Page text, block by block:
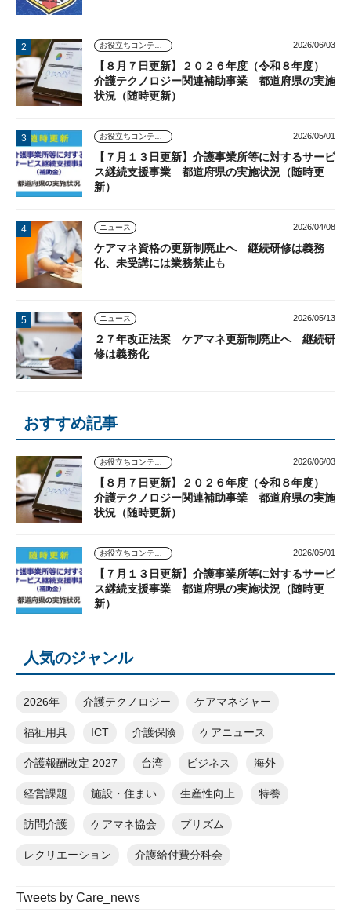
お役立ちコンテンツ 2026/06/03
【８月７日更新】２０２６年度（令和８年度）
介護テクノロジー関連補助事業 都道府県の実施
状況（随時更新）
お役立ちコンテンツ 2026/05/01
【７月１３日更新】介護事業所等に対するサービ
ス継続支援事業 都道府県の実施状況（随時更
新）
ニュース 2026/04/08
ケアマネ資格の更新制廃止へ 継続研修は義務
化、未受講には業務禁止も
ニュース 2026/05/13
２７年改正法案 ケアマネ更新制廃止へ 継続研
修は義務化
おすすめ記事
お役立ちコンテンツ 2026/06/03
【８月７日更新】２０２６年度（令和８年度）
介護テクノロジー関連補助事業 都道府県の実施
状況（随時更新）
お役立ちコンテンツ 2026/05/01
【７月１３日更新】介護事業所等に対するサービ
ス継続支援事業 都道府県の実施状況（随時更
新）
人気のジャンル
2026年 介護テクノロジー ケアマネジャー
福祉用具 ICT 介護保険 ケアニュース
介護報酬改定 2027 台湾 ビジネス 海外
経営課題 施設・住まい 生産性向上 特養
訪問介護 ケアマネ協会 プリズム
レクリエーション 介護給付費分科会
Tweets by Care_news